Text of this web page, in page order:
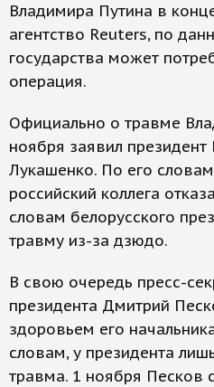
Владимира Путина в
агентство Reuters, по
государства может
операция.
Официально о травме
ноября заявил президент
Лукашенко. По его
российский коллега
словам белорусского
травму из-за дзюдо.
В свою очередь пресс-
президента Дмитрий
здоровьем его
словам, у президента
травма. 1 ноября Песков